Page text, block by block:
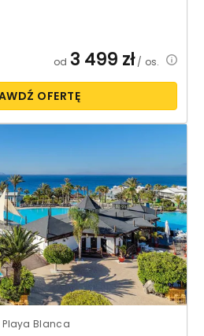
od 3 499 zł/ os.
OFERTĘ
Blanca